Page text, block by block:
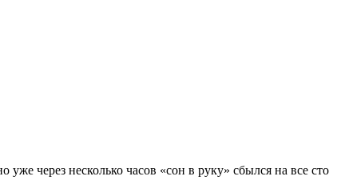
через несколько часов «сон в руку» сбылся на все сто